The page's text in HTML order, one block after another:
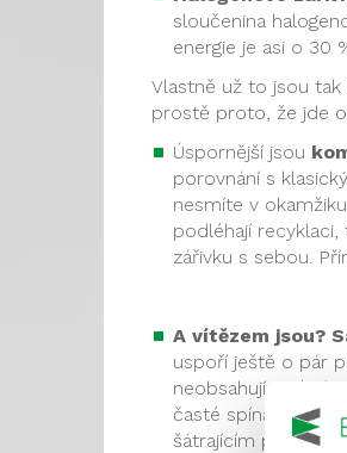
sloučenina
energie je asi o 30
Vlastně už to jsou
prostě proto, že jde
Úspornější jsou
porovnání s
nesmíte v
podléhají
zářivku s sebou.
A vítězem jsou?
uspoří ještě o pár
neobsahují rtuť, ale
časté spínání,
šátrajícím po